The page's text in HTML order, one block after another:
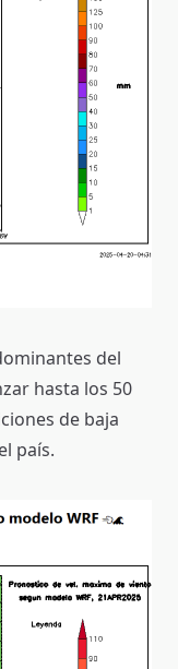
del
hasta los 50
de baja
país.